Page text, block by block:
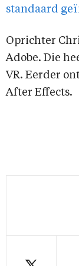
standaard
Oprichter
Adobe. Die
VR. Eerder
After Effects.